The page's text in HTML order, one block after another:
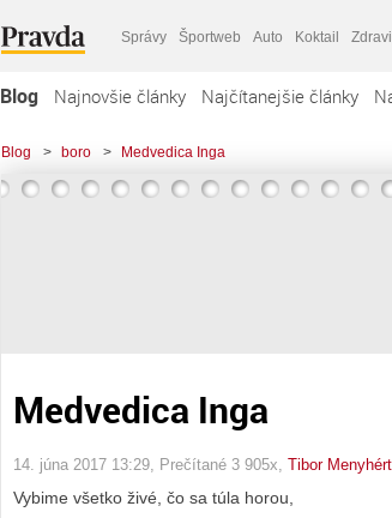
Správy Športweb Auto Koktail
Blog Najnovšie články Najčítanejšie články
Blog > boro > Medvedica Inga
Medvedica Inga
14. júna 2017 13:29 , Prečítané 3 905x, Tibor Menyhért
Vybime všetko živé, čo sa túla horou,